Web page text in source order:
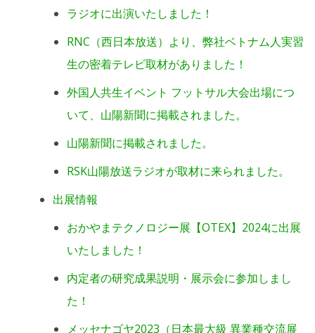
ラジオに出演いたしました！
RNC（西日本放送）より、弊社ベトナム人実習
生の密着テレビ取材がありました！
外国人共生イベント フットサル大会出場につ
いて、山陽新聞に掲載されました。
山陽新聞に掲載されました。
RSK山陽放送ラジオが取材に来られました。
出展情報
おかやまテクノロジー展【OTEX】2024に出展
いたしました！
内定者の研究成果説明・展示会に参加しまし
た！
メッセナゴヤ2023（日本最大級 異業種交流展